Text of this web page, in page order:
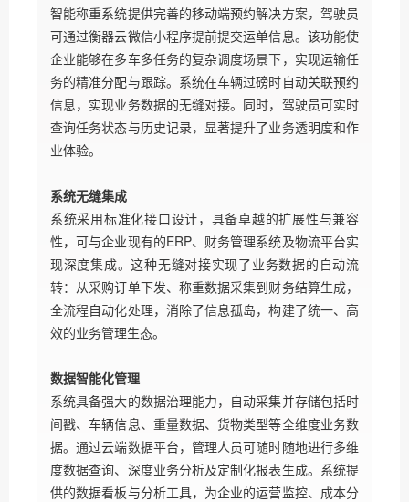
智能称重系统提供完善的移动端预约解决方案，驾驶员
可通过衡器云微信小程序提前提交运单信息。该功能使
企业能够在多车多任务的复杂调度场景下，实现运输任
务的精准分配与跟踪。系统在车辆过磅时自动关联预约
信息，实现业务数据的无缝对接。同时，驾驶员可实时
查询任务状态与历史记录，显著提升了业务透明度和作
业体验。
系统无缝集成
系统采用标准化接口设计，具备卓越的扩展性与兼容
性，可与企业现有的ERP、财务管理系统及物流平台实
现深度集成。这种无缝对接实现了业务数据的自动流
转：从采购订单下发、称重数据采集到财务结算生成，
全流程自动化处理，消除了信息孤岛，构建了统一、高
效的业务管理生态。
数据智能化管理
系统具备强大的数据治理能力，自动采集并存储包括时
间戳、车辆信息、重量数据、货物类型等全维度业务数
据。通过云端数据平台，管理人员可随时随地进行多维
度数据查询、深度业务分析及定制化报表生成。系统提
供的数据看板与分析工具，为企业的运营监控、成本分